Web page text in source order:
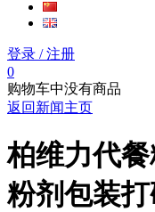
登录 / 注册
0
购物车中没有商品
返回新闻主页
柏维力代
粉剂包装